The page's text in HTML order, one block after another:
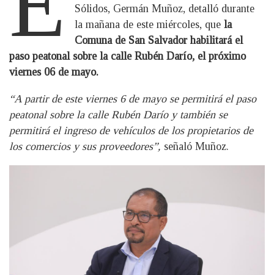
Sólidos, Germán Muñoz, detalló durante
la mañana de este miércoles, quela
Comuna de San Salvador habilitará el
paso peatonal sobre la calle Rubén Darío, el próximo
viernes 06 de mayo.
“A partir de este viernes 6 de mayo se permitirá el paso
peatonal sobre la calle Rubén Darío y también se
permitirá el ingreso de vehículos de los propietarios de
los comercios y sus proveedores”, señaló Muñoz.